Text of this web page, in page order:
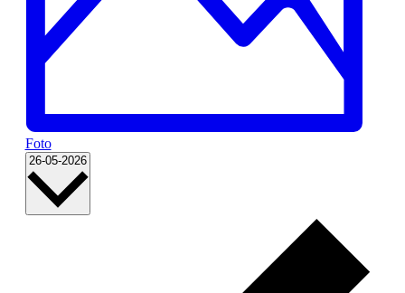
Foto
26-05-2026 Datum